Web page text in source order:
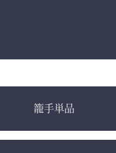
籠手単品